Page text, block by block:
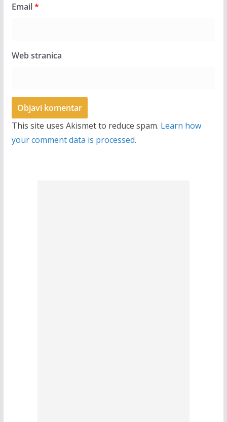
Email*
Web stranica
This site uses Akismet to reduce spam. Learn how
your comment data is processed.